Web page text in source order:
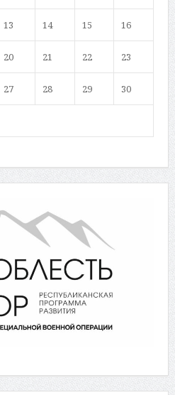
13 14 15 16
20 21 22 23
27 28 29 30